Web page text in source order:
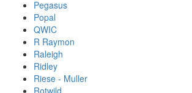
Pegasus
Popal
QWIC
R Raymon
Raleigh
Ridley
Riese - Muller
Rotwild